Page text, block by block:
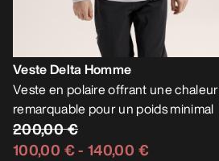
Veste Delta Homme
Veste en polaire offrant une chaleur
remarquable pour un poids minimal
200,00 €
100,00 €- 140,00 €